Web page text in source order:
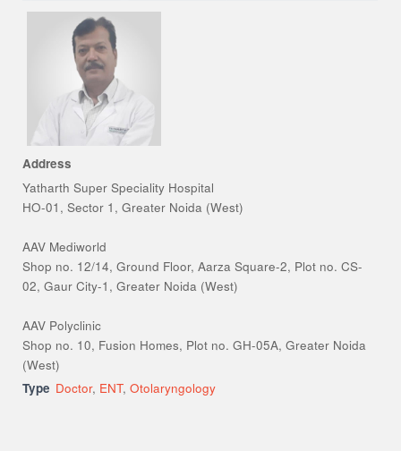
Address
Yatharth Super Speciality Hospital
HO-01, Sector 1, Greater Noida (West)
AAV Mediworld
Shop no. 12/14, Ground Floor, Aarza Square-2, Plot no. CS-
02, Gaur City-1, Greater Noida (West)
AAV Polyclinic
Shop no. 10, Fusion Homes, Plot no. GH-05A, Greater Noida
(West)
Type Doctor, ENT,Otolaryngology